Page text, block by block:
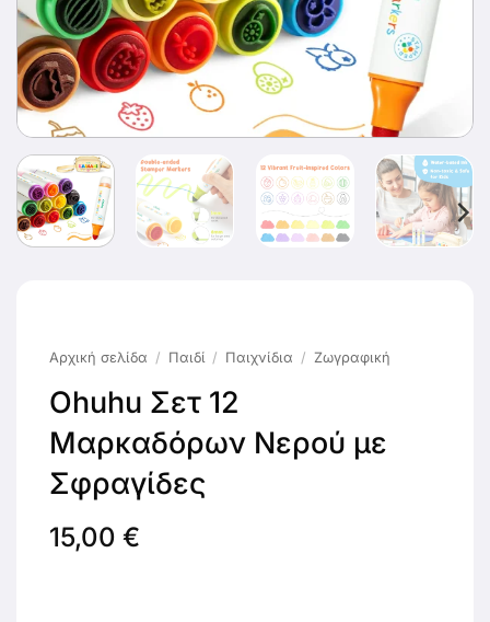
Αρχική σελίδα / Παιδί / Παιχνίδια / Ζωγραφική
Ohuhu Σετ 12
Μαρκαδόρων Νερού με
Σφραγίδες
15,00 €